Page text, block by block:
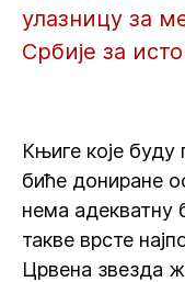
улазницу за
Србије за
Књиге које
биће дониране
нема адекватну
такве врсте
Црвена звезда